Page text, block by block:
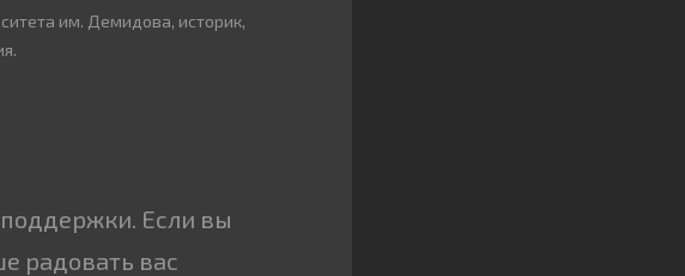
им. Демидова, историк,
Если вы
радовать вас